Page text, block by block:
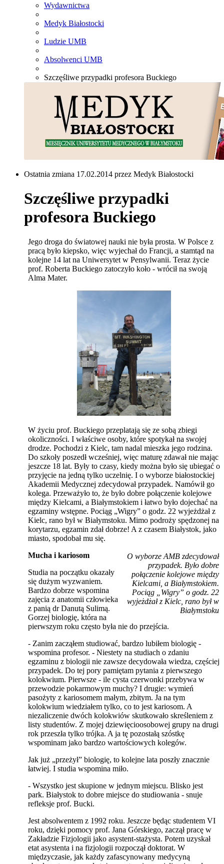
Wydawnictwa
Medyk Białostocki
Ludzie UMB
Absolwenci UMB
Szczęśliwe przypadki profesora Buckiego
Ostatnia zmiana 17.02.2014 przez Medyk Białostocki
Szczęśliwe przypadki
profesora Buckiego
Jego droga do światowej nauki nie była prosta. W Polsce z
pracą było kiepsko, więc wyjechał do Francji, a stamtąd na
kolejne 14 lat na Uniwersytet w Pensylwanii. Teraz życie
prof. Roberta Buckiego zatoczyło koło - wrócił na swoją
Alma Mater.
W życiu prof. Buckiego przeplatają się ze sobą zbiegi
okoliczności. I właściwe osoby, które spotykał na swojej
drodze. Pochodzi z Kielc, tam nadal mieszka jego rodzina.
Do szkoły poszedł wcześniej, więc maturę zdawał nie mając
jeszcze 18 lat. Były to czasy, kiedy można było się ubiegać o
przyjęcie na jedną tylko uczelnię. I o wyborze białostockiej
Akademii Medycznej zdecydował przypadek. Namówił go
kolega. Przeważyło to, że było dobre połączenie kolejowe
między Kielcami, a Białymstokiem i łatwo było dojechać na
egzaminy wstępne. Pociąg „Wigry” o godz. 22 wyjeżdżał z
Kielc, rano był w Białymstoku. Mimo podroży spędzonej na
korytarzu, egzamin zdał dobrze! A z czasem Białystok, jako
miasto, spodobał mu się.
O wyborze AMB zdecydował
przypadek. Było dobre
połączenie kolejowe między
Kielcami, a Białymstokiem.
Pociąg „Wigry” o godz. 22
wyjeżdżał z Kielc, rano był w
Białymstoku
Mucha i kariosom
Studia na początku okazały
się dużym wyzwaniem.
Bardzo dobrze wspomina
zajęcia z anatomii człowieka
z panią dr Danutą Sulimą.
Gorzej biologię, która na
pierwszym roku często była nie do przejścia.
- Zanim zacząłem studiować, bardzo lubiłem biologię -
wspomina profesor. - Niestety na studiach o zdaniu
egzaminu z biologii nie zawsze decydowała wiedza, częściej
przypadek. Do tej pory pamiętam pytania z pierwszego
kolokwium. Pierwsze - ile cysta czerwonki przebywa w
przewodzie pokarmowym muchy? I drugie: wymień
pasożyty z kariosomem małym, zbitym. Ja na tym
kolokwium wiedziałem tylko, co to jest kariosom. A
niezaliczenie dwóch kolokwiów skutkowało skreśleniem z
listy studentów. Z mojej dziewięcioosobowej grupy na drugi
rok przeszła tylko trójka. A ja tę pozostałą szóstkę
wspominam jako bardzo wartościowych kolegów.
Jak już „przeżył” biologię, to kolejne lata poszły znacznie
łatwiej. I studia wspomina miło.
- Wszystko jest skupione w jednym miejscu. Blisko jest
park. Białystok to dobre miejsce do studiowania - snuje
refleksje prof. Bucki.
Jest absolwentem z 1992 roku. Jeszcze będąc studentem VI
roku, dzięki pomocy prof. Jana Górskiego, zaczął pracę w
Zakładzie Fizjologii jako asystent-stażysta. Potem uzyskał
etat asystenta i na fizjologii rozpoczął doktorat. W
międzyczasie, jak każdy zafascynowany medycyną